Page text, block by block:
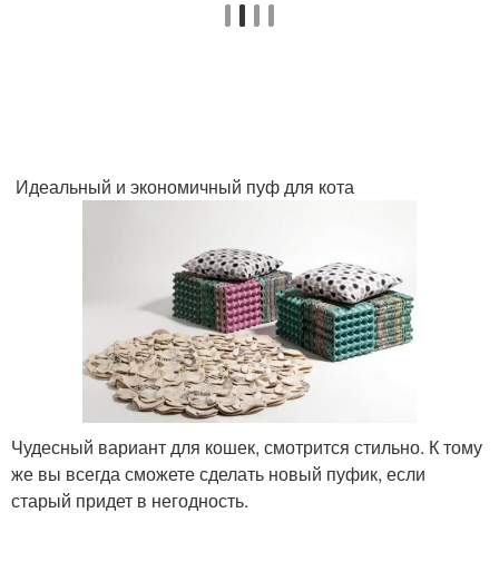
Идеальный и экономичный пуф для кота
Чудесный вариант для кошек, смотрится стильно. К тому
же вы всегда сможете сделать новый пуфик, если
старый придет в негодность.